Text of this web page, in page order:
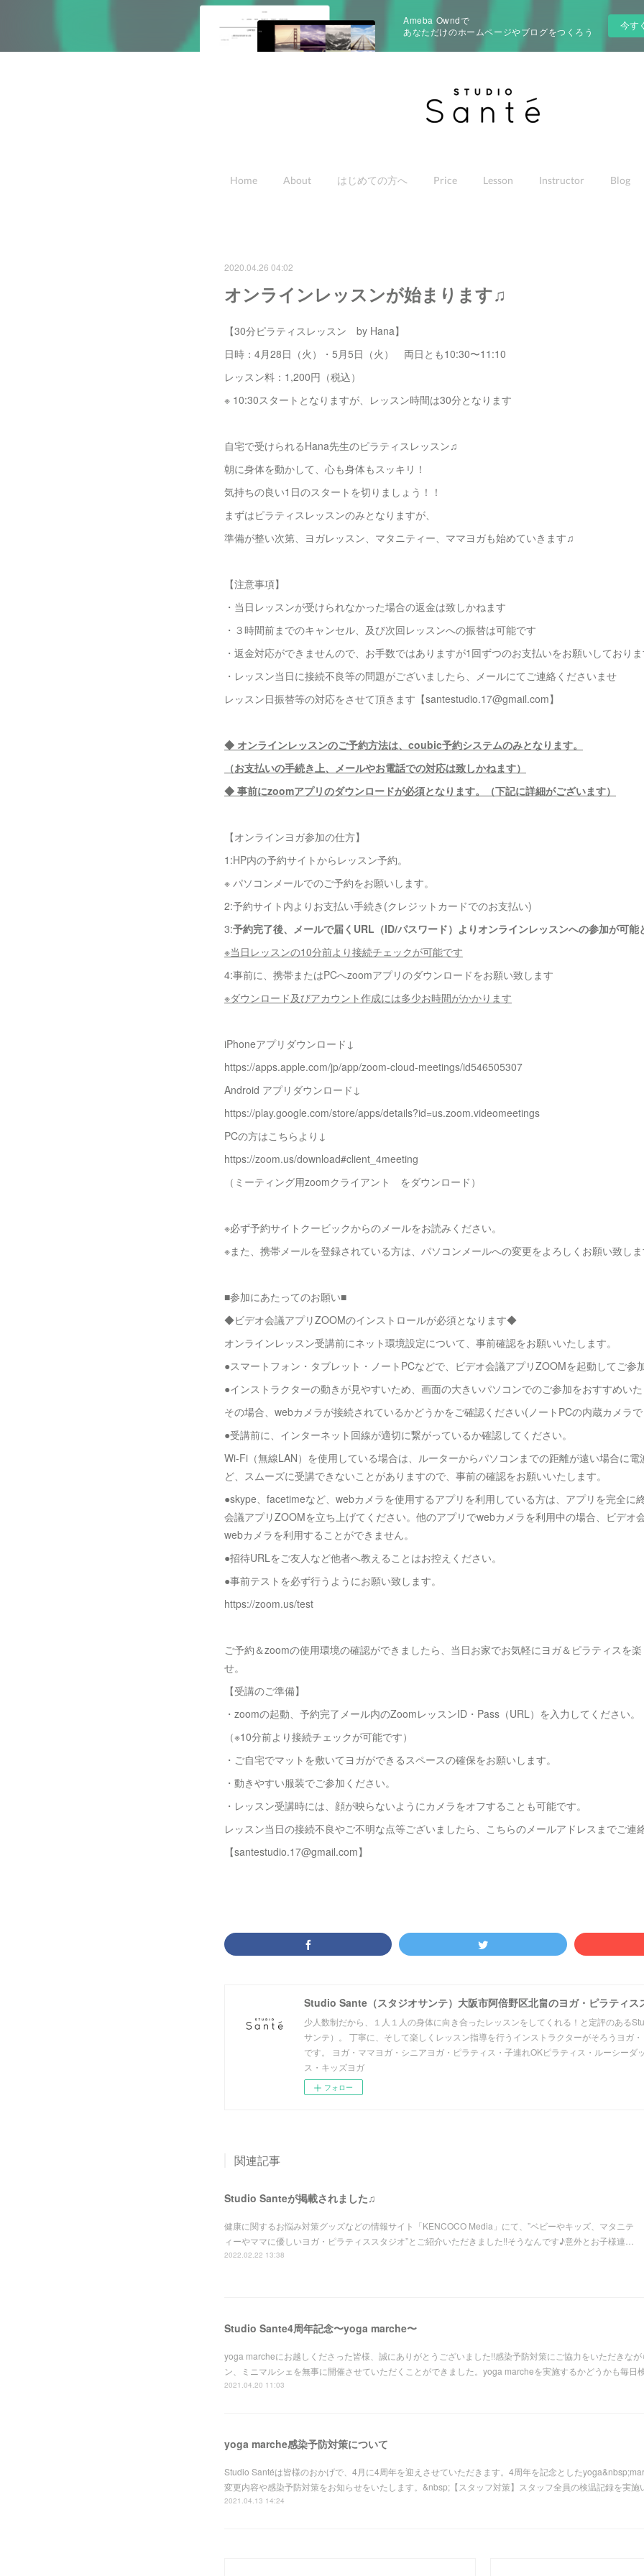
Ameba Owndで
あなただけのホームページやブログをつくろう
今す
Home About はじめての方へ Price Lesson Instructor Blog
2020.04.26 04:02
オンラインレッスンが始まります♫
【30分ピラティスレッスン by Hana】
日時：4月28日（火）・5月5日（火） 両日とも10:30〜11:10
レッスン料：1,200円（税込）
※ 10:30スタートとなりますが、レッスン時間は30分となります
自宅で受けられるHana先生のピラティスレッスン♫
朝に身体を動かして、心も身体もスッキリ！
気持ちの良い1日のスタートを切りましょう！！
まずはピラティスレッスンのみとなりますが、
準備が整い次第、ヨガレッスン、マタニティー、ママヨガも始めていきます♫
【注意事項】
・当日レッスンが受けられなかった場合の返金は致しかねます
・３時間前までのキャンセル、及び次回レッスンへの振替は可能です
・返金対応ができませんので、お手数ではありますが1回ずつのお支払いをお願いしており
・レッスン当日に接続不良等の問題がございましたら、メールにてご連絡くださいませ
レッスン日振替等の対応をさせて頂きます【santestudio.17@gmail.com】
◆ オンラインレッスンのご予約方法は、coubic予約システムのみとなります。
（お支払いの手続き上、メールやお電話での対応は致しかねます）
◆ 事前にzoomアプリのダウンロードが必須となります。（下記に詳細がございます）
【オンラインヨガ参加の仕方】
1:HP内の予約サイトからレッスン予約。
※ パソコンメールでのご予約をお願いします。
2:予約サイト内よりお支払い手続き(クレジットカードでのお支払い)
3:予約完了後、メールで届くURL（ID/パスワード）よりオンラインレッスンへの参加が可能
※当日レッスンの10分前より接続チェックが可能です
4:事前に、携帯またはPCへzoomアプリのダウンロードをお願い致します
※ダウンロード及びアカウント作成には多少お時間がかかります
iPhoneアプリダウンロード↓
https://apps.apple.com/jp/app/zoom-cloud-meetings/id546505307
Android アプリダウンロード↓
https://play.google.com/store/apps/details?id=us.zoom.videomeetings
PCの方はこちらより↓
https://zoom.us/download#client_4meeting
（ミーティング用zoomクライアント をダウンロード）
※必ず予約サイトクービックからのメールをお読みください。
※また、携帯メールを登録されている方は、パソコンメールへの変更をよろしくお願い致し
■参加にあたってのお願い■
◆ビデオ会議アプリZOOMのインストロールが必須となります◆
オンラインレッスン受講前にネット環境設定について、事前確認をお願いいたします。
●スマートフォン・タブレット・ノートPCなどで、ビデオ会議アプリZOOMを起動してご参
●インストラクターの動きが見やすいため、画面の大きいパソコンでのご参加をおすすめい
その場合、webカメラが接続されているかどうかをご確認ください(ノートPCの内蔵カメラ
●受講前に、インターネット回線が適切に繋がっているか確認してください。
Wi-Fi（無線LAN）を使用している場合は、ルーターからパソコンまでの距離が遠い場合に
ど、スムーズに受講できないことがありますので、事前の確認をお願いいたします。
●skype、facetimeなど、webカメラを使用するアプリを利用している方は、アプリを完全に
会議アプリZOOMを立ち上げてください。他のアプリでwebカメラを利用中の場合、ビデオ
webカメラを利用することができません。
●招待URLをご友人など他者へ教えることはお控えください。
●事前テストを必ず行うようにお願い致します。
https://zoom.us/test
ご予約＆zoomの使用環境の確認ができましたら、当日お家でお気軽にヨガ＆ピラティスを
せ。
【受講のご準備】
・zoomの起動、予約完了メール内のZoomレッスンID・Pass（URL）を入力してください。
（※10分前より接続チェックが可能です）
・ご自宅でマットを敷いてヨガができるスペースの確保をお願いします。
・動きやすい服装でご参加ください。
・レッスン受講時には、顔が映らないようにカメラをオフすることも可能です。
レッスン当日の接続不良やご不明な点等ございましたら、こちらのメールアドレスまでご連
【santestudio.17@gmail.com】
Studio Sante（スタジオサンテ）大阪市阿倍野区北畠のヨガ・ピラティス
少人数制だから、１人１人の身体に向き合ったレッスンをしてくれる！と定評のある
サンテ）。 丁寧に、そして楽しくレッスン指導を行うインストラクターがそろうヨガ
です。 ヨガ・ママヨガ・シニアヨガ・ピラティス・子連れOKピラティス・ルーシーダ
ス・キッズヨガ
フォロー
関連記事
Studio Santeが掲載されました♫
健康に関するお悩み対策グッズなどの情報サイト「KENCOCO Media」にて、”ベビーやキッズ、マタニテ
ィーやママに優しいヨガ・ピラティススタジオ”とご紹介いただきました!!そうなんです♪意外とお子様連…
2022.02.22 13:38
Studio Sante4周年記念〜yoga marche〜
yoga marcheにお越しくださった皆様、誠にありがとうございました!!感染予防対策にご協力をいただきな
ン、ミニマルシェを無事に開催させていただくことができました。yoga marcheを実施するかどうかも毎
2021.04.20 11:03
yoga marche感染予防対策について
Studio Santéは皆様のおかげで、4月に4周年を迎えさせていただきます。4周年を記念とした
変更内容や感染予防対策をお知らせをいたします。&nbsp;【スタッフ対策】スタッフ全員の検温記録を実
2021.04.13 14:24